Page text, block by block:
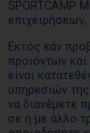
SPORTCAMP
Εκτός εάν
προϊόντων
είναι
υπηρεσιών
να διανέμετε
σε ή με άλλο